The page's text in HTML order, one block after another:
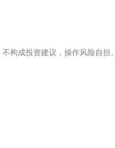
构成投资建议，操作风险自担。